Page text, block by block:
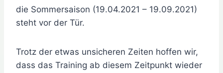
die Sommersaison (19.04.2021 – 19.09.2021)
steht vor der Tür.
Trotz der etwas unsicheren Zeiten hoffen wir,
dass das Training ab diesem Zeitpunkt wieder